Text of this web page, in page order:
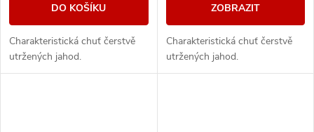
DO KOŠÍKU
Charakteristická chuť čerstvě
utržených jahod.
ZOBRAZIT
Charakteristická chuť čerstvě
utržených jahod.